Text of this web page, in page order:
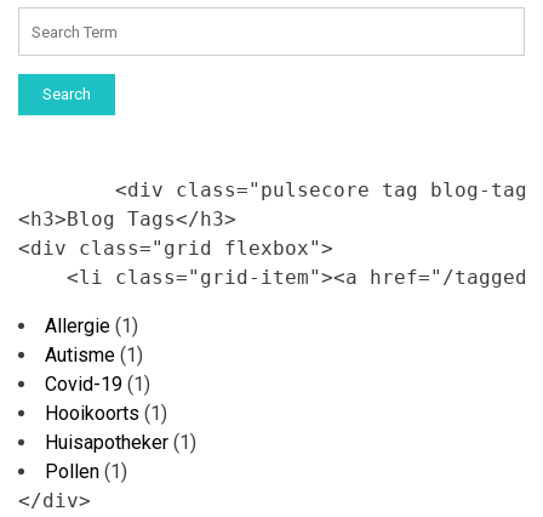
Search
<div class="pulsecore tag blog-
<h3>Blog Tags</h3>
<div class="grid flexbox">
<li class="grid-item"><a href="/
Allergie (1)
Autisme (1)
Covid-19 (1)
Hooikoorts (1)
Huisapotheker (1)
Pollen (1)
</div>